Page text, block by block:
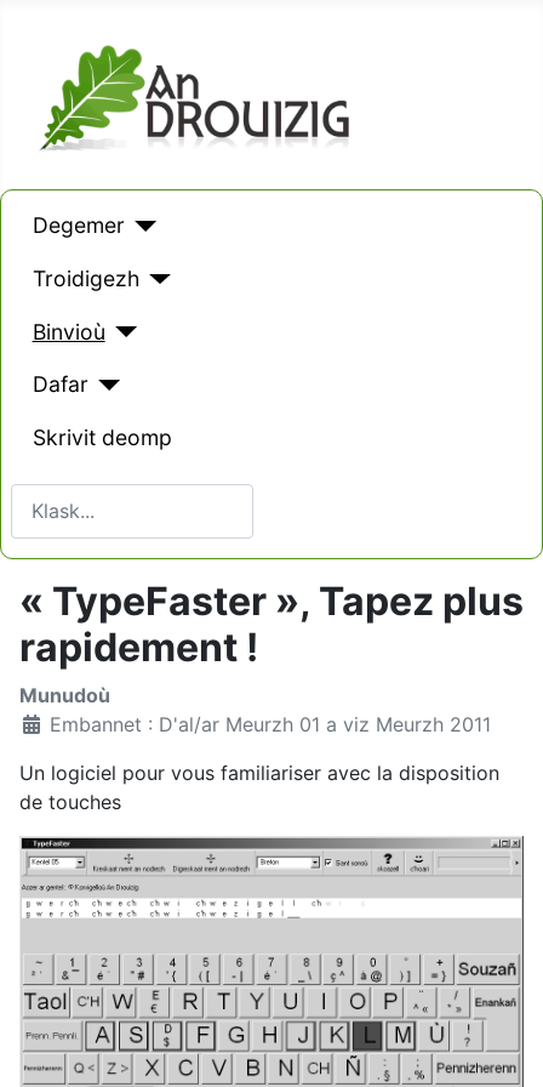
Degemer
Troidigezh
Binvioù
Dafar
Skrivit deomp
Type 2 or more characters for results.
« TypeFaster », Tapez plus
rapidement !
Munudoù
Embannet : D'al/ar Meurzh 01 a viz Meurzh 2011
Un logiciel pour vous familiariser avec la disposition
de touches